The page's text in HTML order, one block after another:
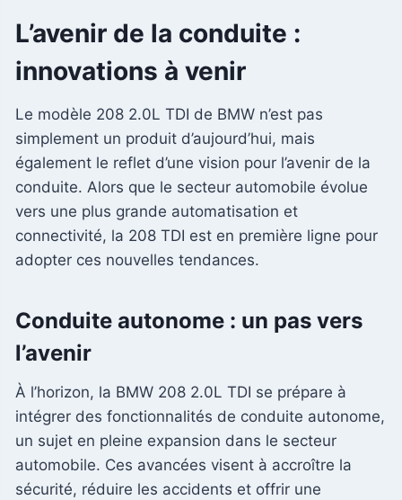
L’avenir de la conduite :
innovations à venir
Le modèle 208 2.0L TDI de BMW n’est pas
simplement un produit d’aujourd’hui, mais
également le reflet d’une vision pour l’avenir de la
conduite. Alors que le secteur automobile évolue
vers une plus grande automatisation et
connectivité, la 208 TDI est en première ligne pour
adopter ces nouvelles tendances.
Conduite autonome : un pas vers
l’avenir
À l’horizon, la BMW 208 2.0L TDI se prépare à
intégrer des fonctionnalités de conduite autonome,
un sujet en pleine expansion dans le secteur
automobile. Ces avancées visent à accroître la
sécurité, réduire les accidents et offrir une